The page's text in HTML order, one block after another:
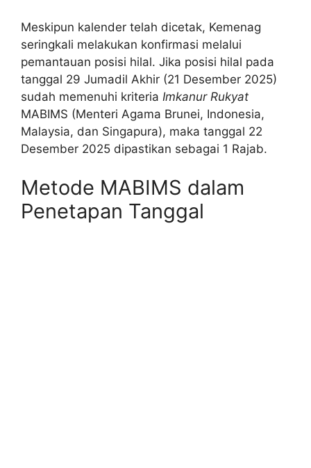
Meskipun kalender telah dicetak, Kemenag
seringkali melakukan konfirmasi melalui
pemantauan posisi hilal. Jika posisi hilal pada
tanggal 29 Jumadil Akhir (21 Desember 2025)
sudah memenuhi kriteria Imkanur Rukyat
MABIMS (Menteri Agama Brunei, Indonesia,
Malaysia, dan Singapura), maka tanggal 22
Desember 2025 dipastikan sebagai 1 Rajab.
Metode MABIMS dalam
Penetapan Tanggal